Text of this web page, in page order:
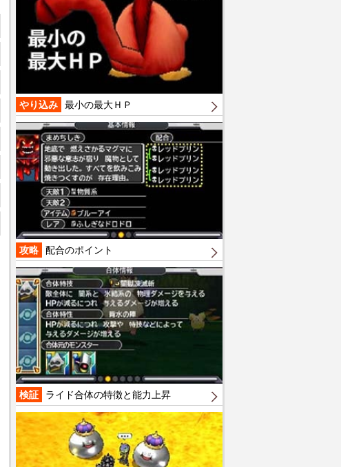
やり込み 最小の最大ＨＰ
攻略 配合のポイント
検証 ライド合体の特徴と能力上昇